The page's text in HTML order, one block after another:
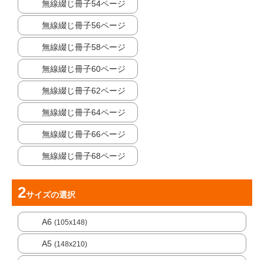
無線綴じ冊子54ページ
無線綴じ冊子56ページ
無線綴じ冊子58ページ
無線綴じ冊子60ページ
無線綴じ冊子62ページ
無線綴じ冊子64ページ
無線綴じ冊子66ページ
無線綴じ冊子68ページ
サイズの選択
A6 (105x148)
A5 (148x210)